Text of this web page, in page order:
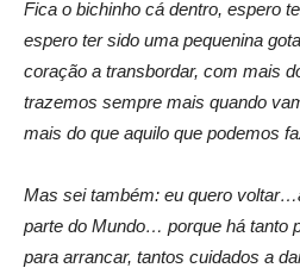
Fica o bichinho cá dentro, espero
espero ter sido uma pequenina
coração a transbordar, com mais
trazemos sempre mais quando
mais do que aquilo que podemos
Mas sei também: eu quero
parte do Mundo… porque há tanto
para arrancar, tantos cuidados a